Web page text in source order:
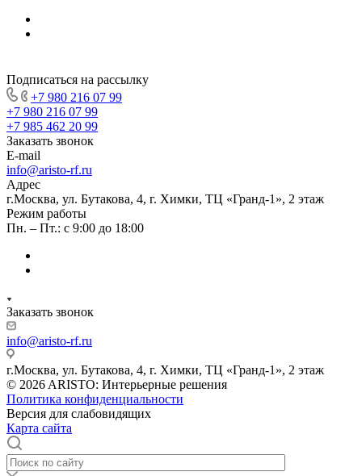
Подписаться на рассылку
+7 980 216 07 99
+7 980 216 07 99
+7 985 462 20 99
Заказать звонок
E-mail
info@aristo-rf.ru
Адрес
г.Москва, ул. Бутакова, 4, г. Химки, ТЦ «Гранд-1», 2 этаж
Режим работы
Пн. – Пт.: с 9:00 до 18:00
Заказать звонок
info@aristo-rf.ru
г.Москва, ул. Бутакова, 4, г. Химки, ТЦ «Гранд-1», 2 этаж
© 2026 ARISTO: Интерьерные решения
Политика конфиденциальности
Версия для слабовидящих
Карта сайта